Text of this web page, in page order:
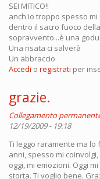
SEI MITICO!!
anch'io troppo spesso
dentro il sacro fuoco
sopravvento...è una
Una risata ci salverà
Un abbraccio
Accedi o registrati per
grazie.
Collegamento
12/19/2009 - 19:18
Ti leggo raramente ma lo
anni, spesso mi
oggi, mi emozioni. Oggi
storta. Ti voglio bene.